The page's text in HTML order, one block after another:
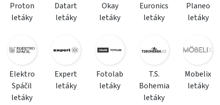
Proton
letáky
Datart
letáky
Okay
letáky
Euronics
letáky
Planeo
letáky
Elektro
Spáčil
letáky
Expert
letáky
Fotolab
letáky
T.S.
Bohemia
letáky
Mobelix
letáky